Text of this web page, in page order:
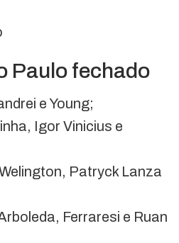
Paulo fechado
e Young;
Igor Vinicius e
Patryck Lanza
Ferraresi e Ruan